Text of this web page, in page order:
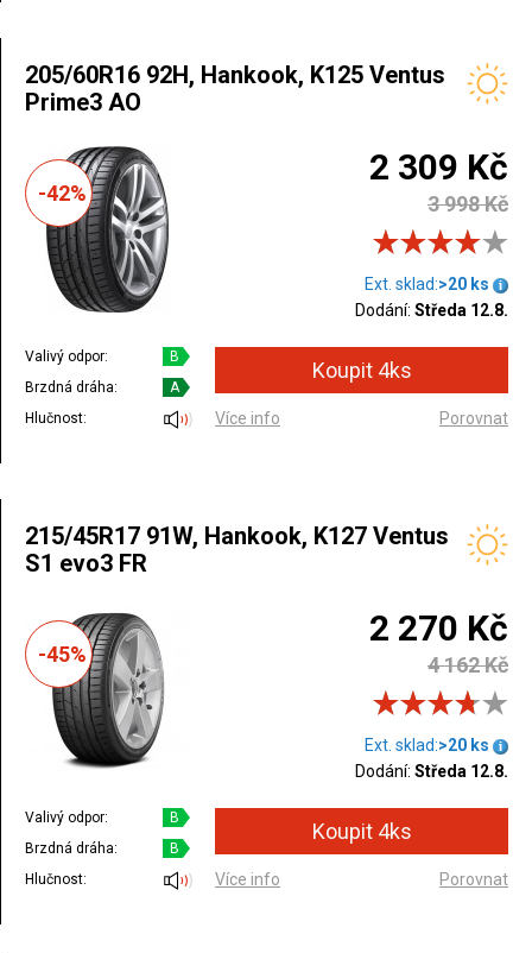
205/60R16 92H, Hankook, K125 Ventus
Prime3 AO
-42%
2 309 Kč
3 998 Kč
Ext. sklad:>20 ks
Dodání: Středa 12.8.
Valivý odpor:
B
Brzdná dráha:
A
Hlučnost:
Více info Porovnat
215/45R17 91W, Hankook, K127 Ventus
S1 evo3 FR
-45%
2 270 Kč
4 162 Kč
Ext. sklad:>20 ks
Dodání: Středa 12.8.
Valivý odpor:
B
Brzdná dráha:
B
Hlučnost:
Více info Porovnat